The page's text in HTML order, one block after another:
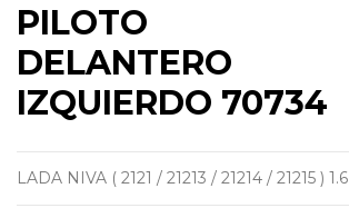
PILOTO
DELANTERO
IZQUIERDO 70734
LADA NIVA ( 2121 / 21213 / 21214 / 21215 ) 1.6